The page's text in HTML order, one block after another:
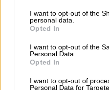
not limited to your visit or
grant or deny consent to
use your data for below
consent section.
I want to opt-out of the
personal data.
Opted In
I want to opt-out of the
Personal Data.
Opted In
I want to opt-out of
Personal Data for
κυβέρνησης της
μέρος να ελέγχει τα
από το βορρά, αλλά
όπλα που έρχονται
Ντάμπι; Η Γαλλία που
‘Ειρήνη’ στέλνει η